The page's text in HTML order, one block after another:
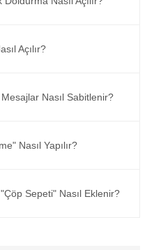
Açılır?
Nasıl Sabitlenir?
Nasıl Yapılır?
Sepeti" Nasıl Eklenir?